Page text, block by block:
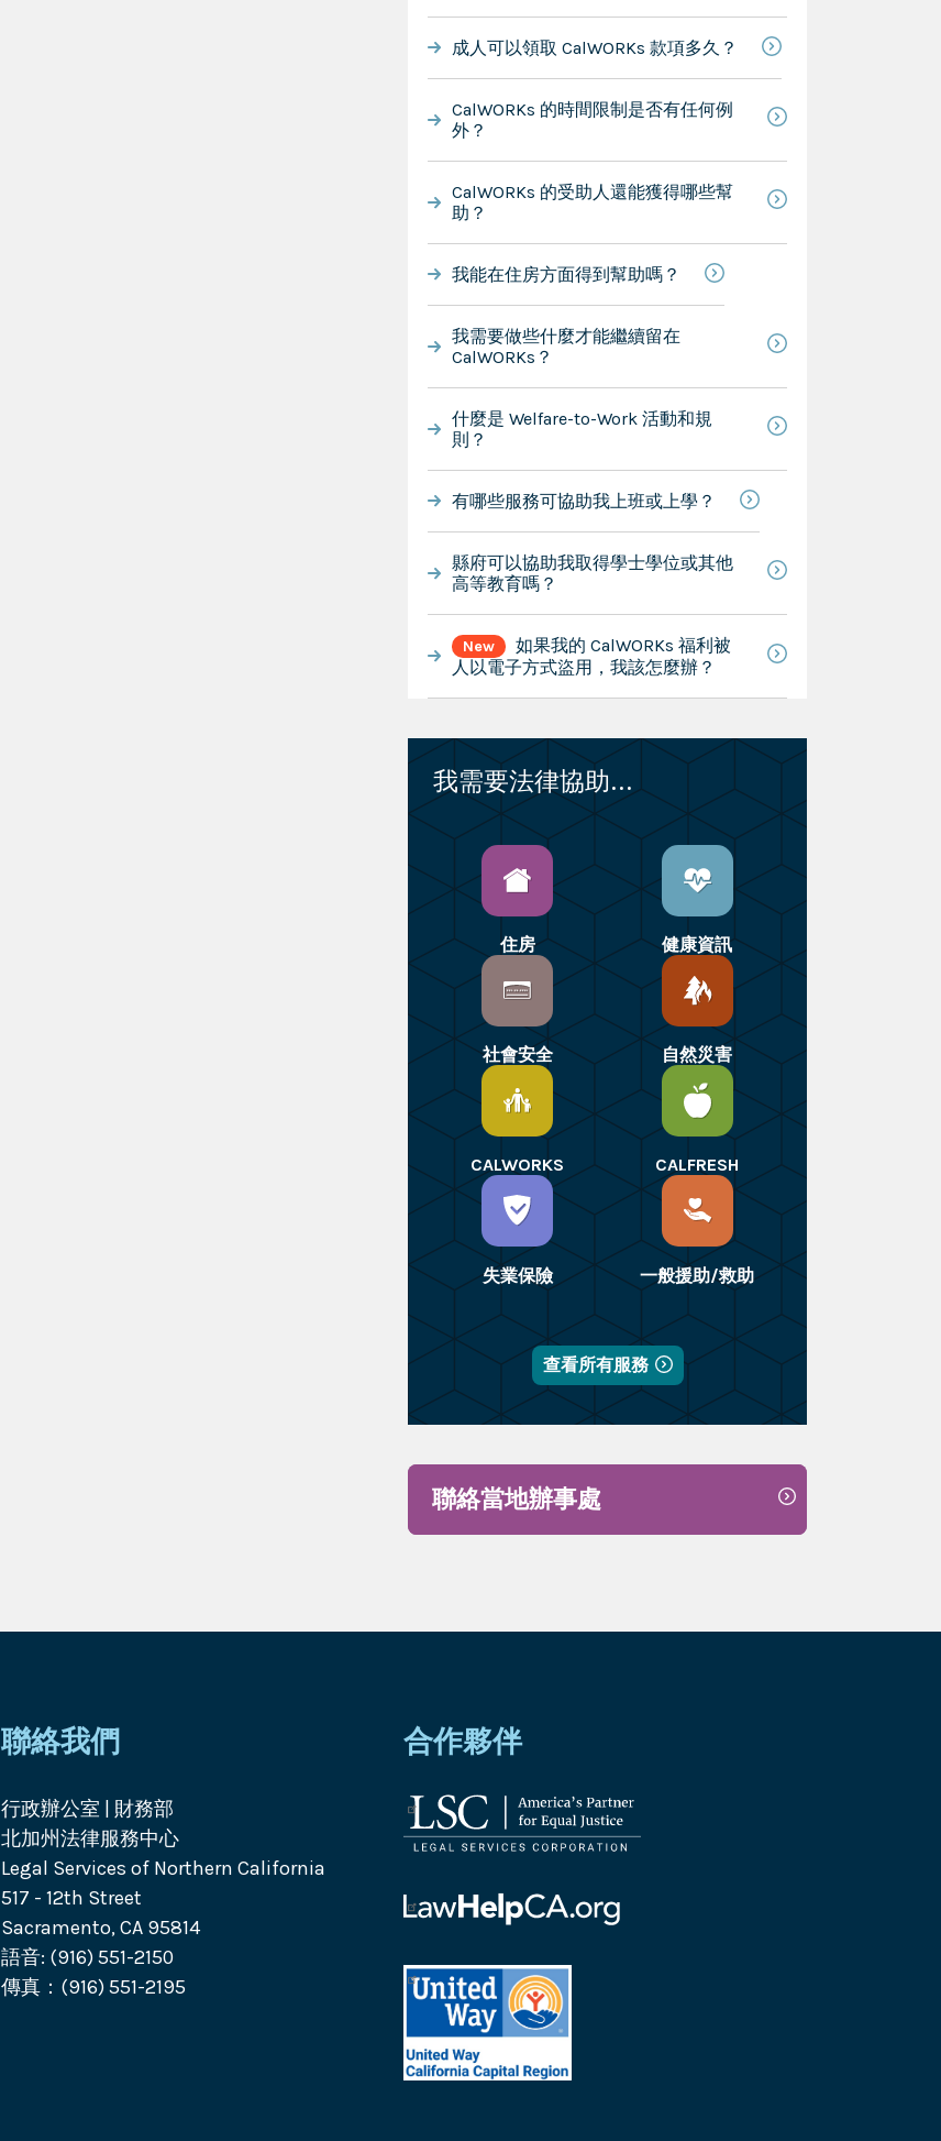
成人可以領取 CalWORKs 款項多久？
CalWORKs 的時間限制是否有任何例
外？
CalWORKs 的受助人還能獲得哪些幫
助？
我能在住房方面得到幫助嗎？
我需要做些什麼才能繼續留在
CalWORKs？
什麼是 Welfare-to-Work 活動和規
則？
有哪些服務可協助我上班或上學？
縣府可以協助我取得學士學位或其他
高等教育嗎？
New
如果我的 CalWORKs 福利被
人以電子方式盜用，我該怎麼辦？
我需要法律協助...
住房 健康資訊
社會安全 自然災害
CALWORKS CALFRESH
失業保險 一般援助/救助
查看所有服務
聯絡當地辦事處
聯絡我們
行政辦公室 | 財務部
北加州法律服務中心
Legal Services of Northern California
517 - 12th Street
Sacramento, CA 95814
語音: (916) 551-2150
傳真：(916) 551-2195
合作夥伴
法
律
務
標
Law
California
標
United
Way